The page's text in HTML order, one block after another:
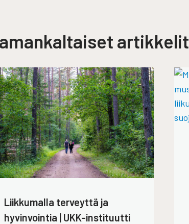
artikkelit
Liikkumalla terveyttä ja
hyvinvointia | UKK-instituutti